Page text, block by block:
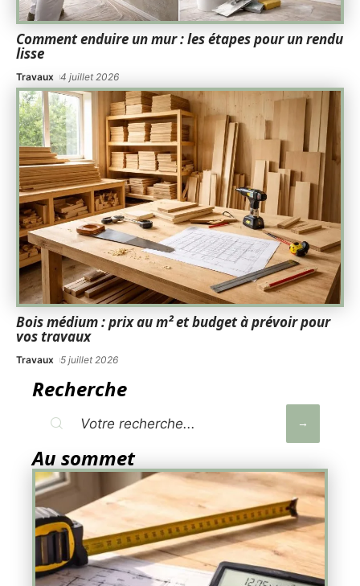
Comment enduire un mur : les étapes pour un rendu
lisse
Travaux 4 juillet 2026
Bois médium : prix au m² et budget à prévoir pour
vos travaux
Travaux 5 juillet 2026
Recherche
Au sommet